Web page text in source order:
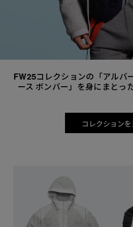
FW25コレクションの「アルバ
ース ボンバー」を身にまとっ
コレクションを